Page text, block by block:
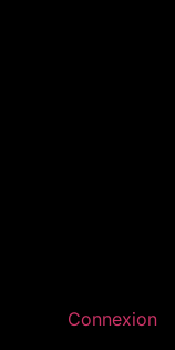
Connexion